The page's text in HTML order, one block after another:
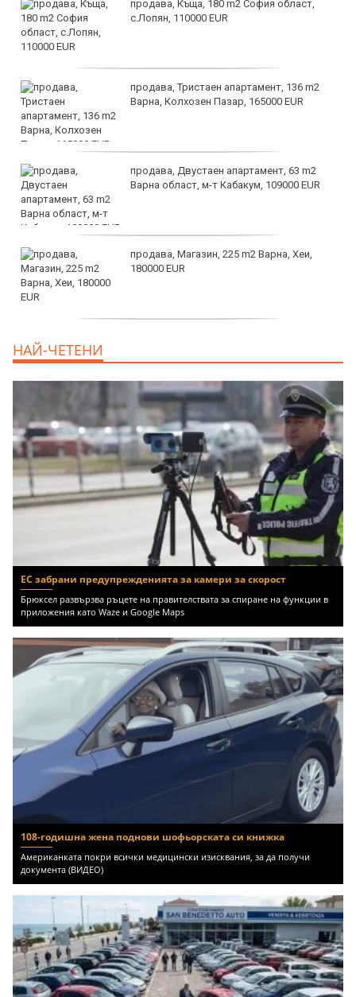
продава, Къща, 180 m2 София област,
с.Лопян, 110000 EUR
продава, Тристаен апартамент, 136 m2
Варна, Колхозен Пазар, 165000 EUR
продава, Двустаен апартамент, 63 m2
Варна област, м-т Кабакум, 109000 EUR
продава, Магазин, 225 m2 Варна, Хеи,
180000 EUR
НАЙ-ЧЕТЕНИ
ЕС забрани предупрежденията за камери за скорост
Брюксел развързва ръцете на правителствата за спиране на функции в
приложения като Waze и Google Maps
108-годишна жена поднови шофьорската си книжка
Американката покри всички медицински изисквания, за да получи
документа (ВИДЕО)